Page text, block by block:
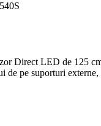
Direct LED de 125
de pe suporturi